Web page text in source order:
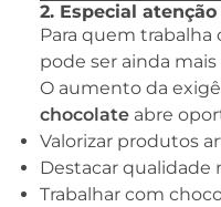
2. Especial
Para quem
pode ser ainda
O aumento da
chocolate abre
Valorizar produtos
Destacar qualidade
Trabalhar com